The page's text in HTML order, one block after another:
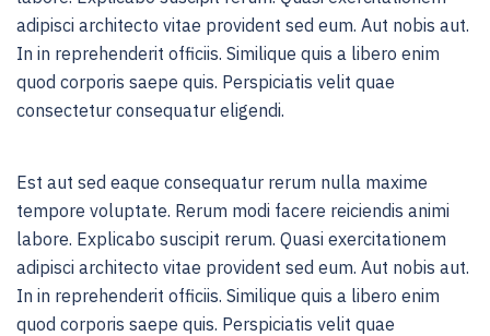
adipisci architecto vitae provident sed eum. Aut nobis aut.
In in reprehenderit officiis. Similique quis a libero enim
quod corporis saepe quis. Perspiciatis velit quae
consectetur consequatur eligendi.
Est aut sed eaque consequatur rerum nulla maxime
tempore voluptate. Rerum modi facere reiciendis animi
labore. Explicabo suscipit rerum. Quasi exercitationem
adipisci architecto vitae provident sed eum. Aut nobis aut.
In in reprehenderit officiis. Similique quis a libero enim
quod corporis saepe quis. Perspiciatis velit quae